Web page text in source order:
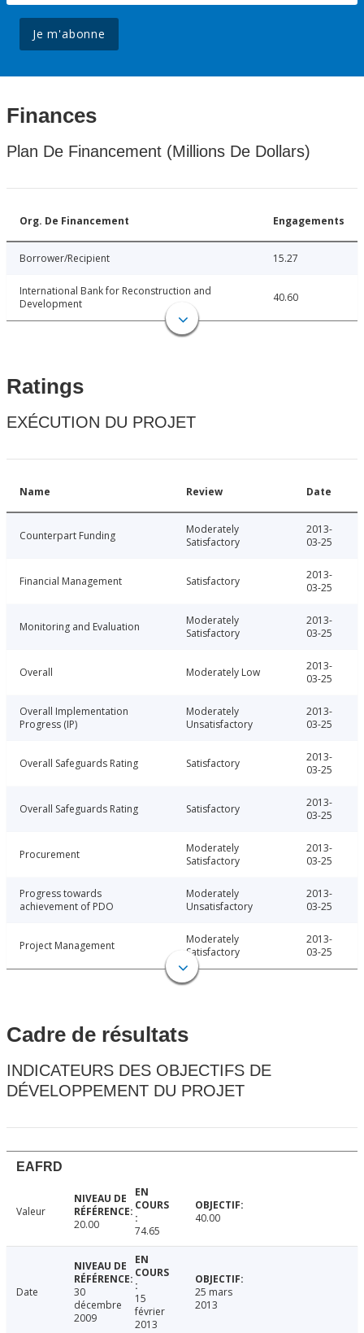
Je m'abonne
Finances
Plan De Financement (Millions De Dollars)
Org. De Financement Engagements
Borrower/Recipient 15.27
International Bank for Reconstruction and
Development
40.60
Ratings
EXÉCUTION DU PROJET
Name Review Date
Counterpart Funding
Moderately
Satisfactory
2013-
03-25
Financial Management Satisfactory
2013-
03-25
Monitoring and Evaluation
Moderately
Satisfactory
2013-
03-25
Overall Moderately Low
2013-
03-25
Overall Implementation
Progress (IP)
Moderately
Unsatisfactory
2013-
03-25
Overall Safeguards Rating Satisfactory
2013-
03-25
Overall Safeguards Rating Satisfactory
2013-
03-25
Procurement
Moderately
Satisfactory
2013-
03-25
Progress towards
achievement of PDO
Moderately
Unsatisfactory
2013-
03-25
Project Management
Moderately
Satisfactory
2013-
03-25
Cadre de résultats
INDICATEURS DES OBJECTIFS DE
DÉVELOPPEMENT DU PROJET
EAFRD
Valeur
20.00
74.65
40.00
Date
30
décembre
2009
15
février
2013
25 mars
2013